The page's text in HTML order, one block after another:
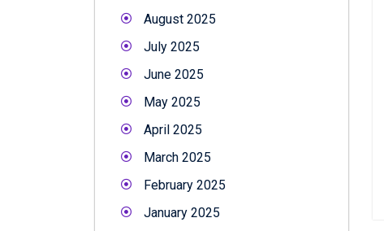
August 2025
July 2025
June 2025
May 2025
April 2025
March 2025
February 2025
January 2025